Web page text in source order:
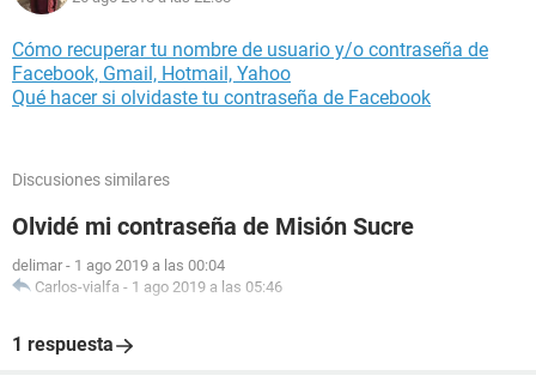
Cómo recuperar tu nombre de usuario y/o contraseña de
Facebook, Gmail, Hotmail, Yahoo
Qué hacer si olvidaste tu contraseña de Facebook
Discusiones similares
Olvidé mi contraseña de Misión Sucre
delimar - 1 ago 2019 a las 00:04
Carlos-vialfa - 1 ago 2019 a las 05:46
1 respuesta